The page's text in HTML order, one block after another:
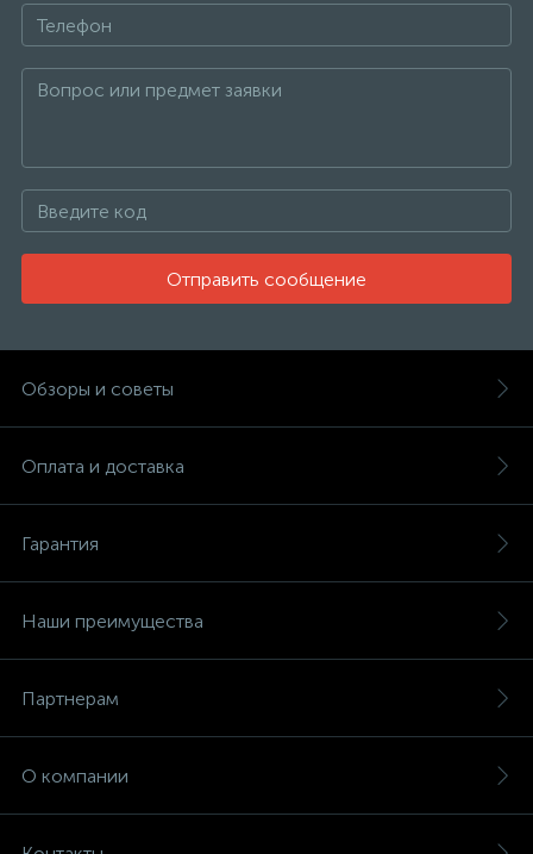
Отправить сообщение
Обзоры и советы
Оплата и доставка
Гарантия
Наши преимущества
Партнерам
О компании